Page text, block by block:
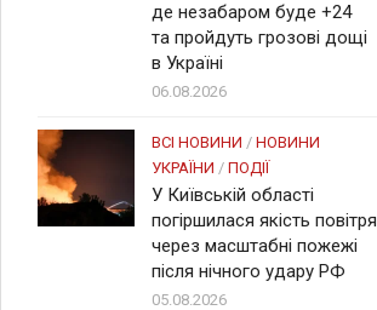
де незабаром буде +24
та пройдуть грозові дощі
в Україні
06.08.2026
ВСІ НОВИНИ / НОВИНИ
УКРАЇНИ / ПОДІЇ
У Київській області
погіршилася якість повітря
через масштабні пожежі
після нічного удару РФ
05.08.2026